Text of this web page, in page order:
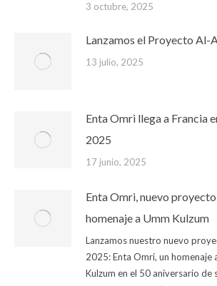
3 octubre, 2025
Lanzamos el Proyecto Al-
13 julio, 2025
Enta Omri llega a Francia
2025
17 junio, 2025
Enta Omri, nuevo
homenaje a Umm Kulzum
Lanzamos nuestro nuevo
2025: Enta Omri, un homenaje
Kulzum en el 50 aniversario de